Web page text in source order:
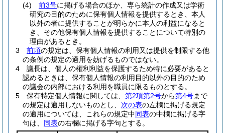
(4)
前3号に掲げる場合のほか、専ら統計の作成又は学術
研究の目的のために保有個人情報を提供するとき、本人
以外の者に提供することが明らかに本人の利益になると
き、その他保有個人情報を提供することについて特別の
理由があるとき。
3
前項の規定は、保有個人情報の利用又は提供を制限する他
の条例の規定の適用を妨げるものではない。
4
議長は、個人の権利利益を保護するため特に必要があると
認めるときは、保有個人情報の利用目的以外の目的のため
の議会の内部における利用を職員に限るものとする。
5
保有特定個人情報に関しては、 第2項第2号から第4号まで
の規定は適用しないものとし、 次の表の左欄に掲げる規定
の適用については、これらの規定中同表の中欄に掲げる字
句は、 同表の右欄に掲げる字句とする。